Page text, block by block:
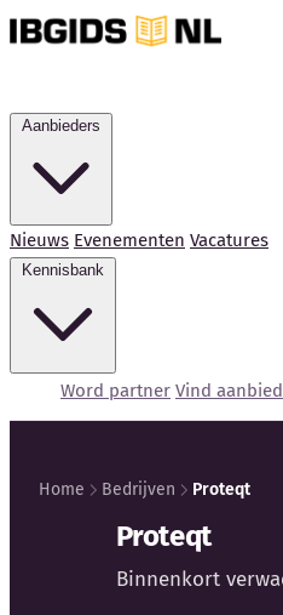
Nieuws Evenementen Vacatures
Word partner Vind
Home Bedrijven Proteqt
Proteqt
Binnenkort